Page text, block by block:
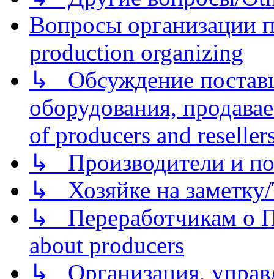
Вопросы организации
production organizing
↳ Обсуждение
оборудования,
of producers and
↳ Производители и
↳ Хозяйке на
↳ Переработчикам о
about producers
↳ Организация,